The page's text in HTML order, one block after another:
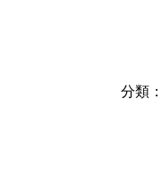
分類：